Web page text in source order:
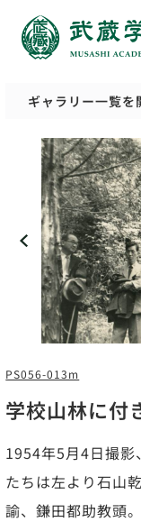
ギャラリー一覧を
PS056-013m
学校山林に付
1954年5月4日撮影
たちは左より石山
諭、鎌田都助教頭。